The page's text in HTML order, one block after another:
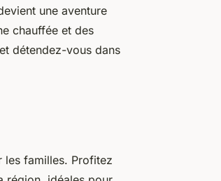
une aventure
chauffée et des
détendez-vous dans
les familles. Profitez